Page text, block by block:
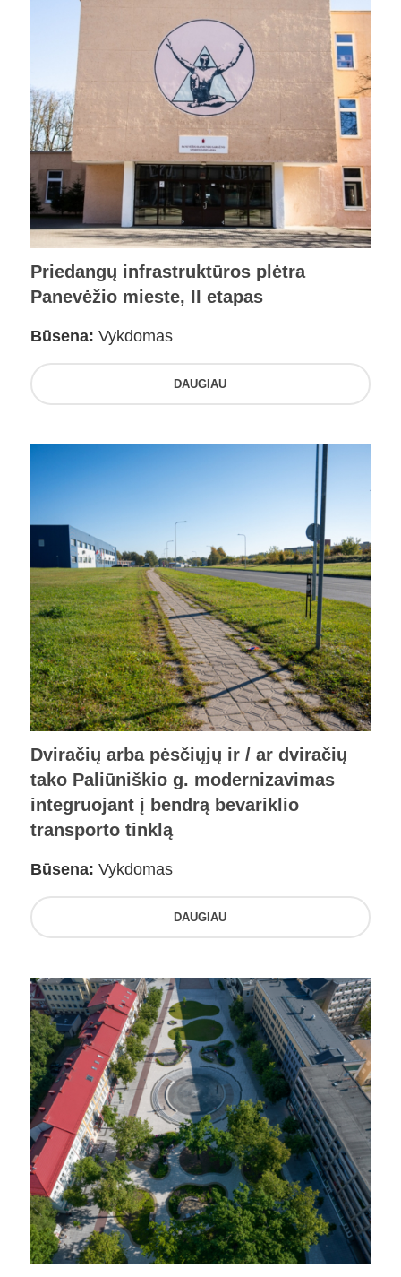
Priedangų infrastruktūros plėtra
Panevėžio mieste, II etapas
Būsena: Vykdomas
DAUGIAU
Dviračių arba pėsčiųjų ir / ar dviračių
tako Paliūniškio g. modernizavimas
integruojant į bendrą bevariklio
transporto tinklą
Būsena: Vykdomas
DAUGIAU